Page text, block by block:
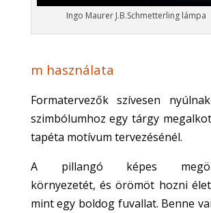
Ingo Maurer J.B.Schmetterling lámpa
m használata
Formatervezők szívesen
szimbólumhoz egy tárgy
tapéta motívum tervezésénél.
A pillangó képes
környezetét, és örömöt hozni
mint egy boldog fuvallat. Benne